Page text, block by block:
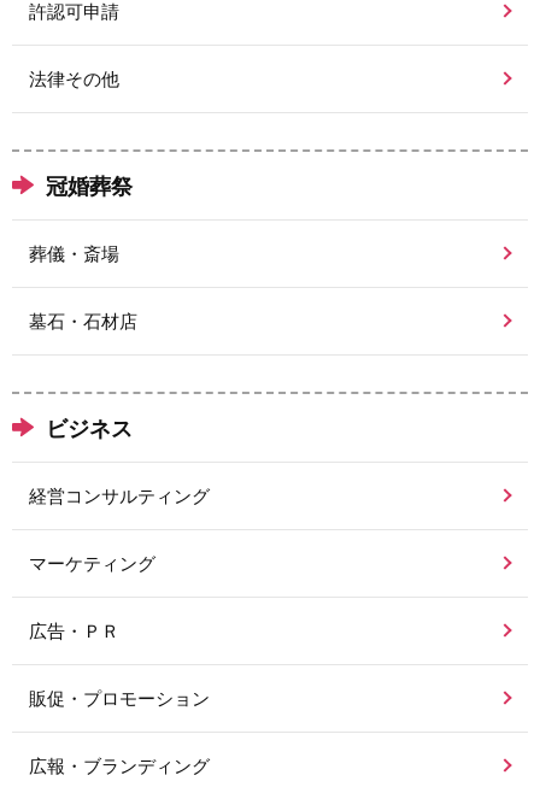
許認可申請
法律その他
冠婚葬祭
葬儀・斎場
墓石・石材店
ビジネス
経営コンサルティング
マーケティング
広告・ＰＲ
販促・プロモーション
広報・ブランディング